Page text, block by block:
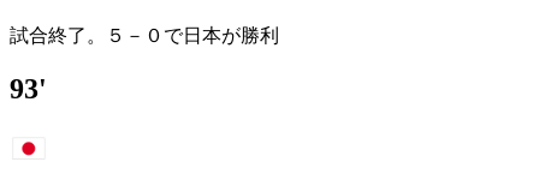
試合終了。５－０で日本が勝利
93'